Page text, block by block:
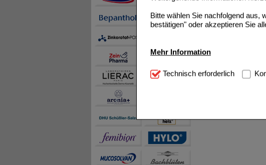
Bitte wählen Sie nachfolgend aus,
bestätigen" oder akzeptieren Sie
Mehr Information
Technisch Notwendig: Hierbei
notwendig sind (z.B. Navigation,
Diese Cookies werden
beispielsweise für die
Inhalte anzuzeigen und unser
Statistik & Tracking:
sammeln, mit deren Hilfe wir
auch die Werbung auf Drittseiten
Technisch erforderlich